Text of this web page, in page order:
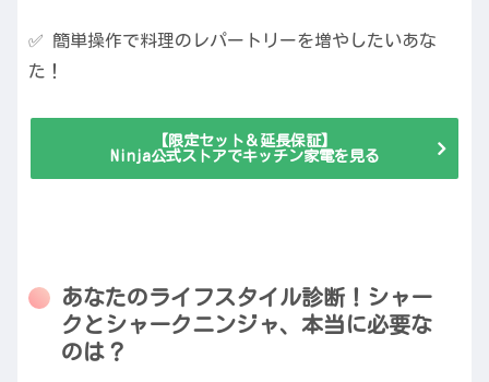
✅ 簡単操作で料理のレパートリーを増やしたいあな
た！
【限定セット＆延長保証】
Ninja公式ストアでキッチン家電を見る
あなたのライフスタイル診断！シャー
クとシャークニンジャ、本当に必要な
のは？